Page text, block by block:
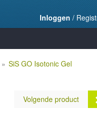
Inloggen /
» SiS GO Isotonic Gel
Volgende product